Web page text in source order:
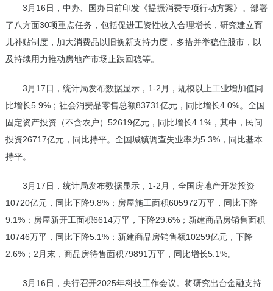
3 月16日，中办、国办日前印发《提振消费专项行动方案》。部署
了八方面30项重点任务，包括促进工资性收入合理增长，研究建立育
儿补贴制度，加大消费品以旧换新支持力度，多措并举稳住股市，以
及持续用力推动房地产市场止跌回稳等。
3月17日，统计局发布数据显示，1-2月，规模以上工业增加值同
比增长5.9%；社会消费品零售总额83731亿元，同比增长4.0%。全国
固定资产投资（不含农户）52619亿元，同比增长4.1%，其中，民间
投资26717亿元，同比持平。全国城镇调查失业率为5.3%，同比基本
持平。
3月17日，统计局发布数据显示，1-2月，全国房地产开发投资
10720亿元，同比下降9.8%；房屋施工面积605972万平，同比下降
9.1%；房屋新开工面积6614万平，下降29.6%；新建商品房销售面积
10746万平，同比下降5.1%；新建商品房销售额10259亿元，下降
2.6%；2月末，商品房待售面积79891万平，同比增长5.1%。
3月16日，央行召开2025年科技工作会议。将研究出台金融支持